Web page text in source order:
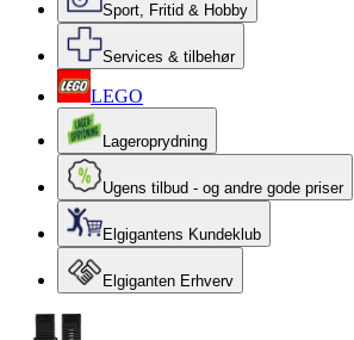
Sport, Fritid & Hobby
Services & tilbehør
LEGO
Lageroprydning
Ugens tilbud - og andre gode priser
Elgigantens Kundeklub
Elgiganten Erhverv